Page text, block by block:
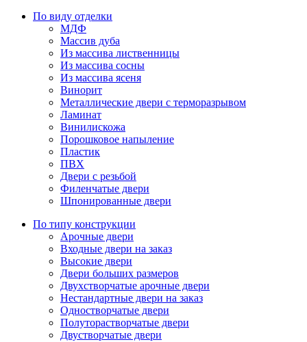
По виду отделки
МДФ
Массив дуба
Из массива лиственницы
Из массива сосны
Из массива ясеня
Винорит
Металлические двери с терморазрывом
Ламинат
Винилискожа
Порошковое напыление
Пластик
ПВХ
Двери с резьбой
Филенчатые двери
Шпонированные двери
По типу конструкции
Арочные двери
Входные двери на заказ
Высокие двери
Двери больших размеров
Двухстворчатые арочные двери
Нестандартные двери на заказ
Одностворчатые двери
Полуторастворчатые двери
Двустворчатые двери